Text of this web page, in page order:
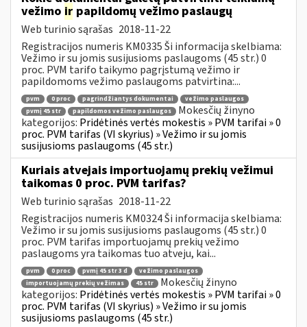
vežimo ir papildomų vežimo paslaugų
Web turinio sąrašas 2018-11-22
Registracijos numeris KM0335 Ši informacija skelbiama:
Vežimo ir su jomis susijusioms paslaugoms (45 str.) 0
proc. PVM tarifo taikymo pagrįstumą vežimo ir
papildomoms vežimo paslaugoms patvirtina:...
pvm 0 proc pagrindžiantys dokumentai
vežimo paslaugos
pvmį 45 str
papildomos vežimo paslaugos
Mokesčių žinyno
kategorijos: Pridėtinės vertės mokestis » PVM tarifai » 0
proc. PVM tarifas (VI skyrius) » Vežimo ir su jomis
susijusioms paslaugoms (45 str.)
Kuriais atvejais importuojamų prekių vežimui
taikomas 0 proc. PVM tarifas?
Web turinio sąrašas 2018-11-22
Registracijos numeris KM0324 Ši informacija skelbiama:
Vežimo ir su jomis susijusioms paslaugoms (45 str.) 0
proc. PVM tarifas importuojamų prekių vežimo
paslaugoms yra taikomas tuo atveju, kai...
pvm 0 proc pvmį 45 str 3 d
vežimo paslaugos
importuojamų prekių vežimas
45 str
Mokesčių žinyno
kategorijos: Pridėtinės vertės mokestis » PVM tarifai » 0
proc. PVM tarifas (VI skyrius) » Vežimo ir su jomis
susijusioms paslaugoms (45 str.)